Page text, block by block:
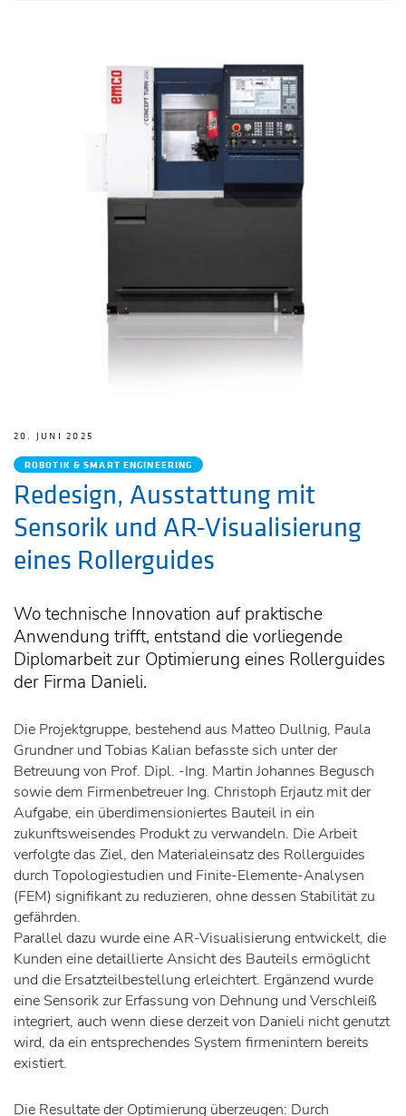
20. JUNI 2025
ROBOTIK & SMART ENGINEERING
Redesign, Ausstattung mit
Sensorik und AR-Visualisierung
eines Rollerguides
Wo technische Innovation auf praktische
Anwendung trifft, entstand die vorliegende
Diplomarbeit zur Optimierung eines Rollerguides
der Firma Danieli.
Die Projektgruppe, bestehend aus Matteo Dullnig, Paula
Grundner und Tobias Kalian befasste sich unter der
Betreuung von Prof. Dipl. -Ing. Martin Johannes Begusch
sowie dem Firmenbetreuer Ing. Christoph Erjautz mit der
Aufgabe, ein überdimensioniertes Bauteil in ein
zukunftsweisendes Produkt zu verwandeln. Die Arbeit
verfolgte das Ziel, den Materialeinsatz des Rollerguides
durch Topologiestudien und Finite-Elemente-Analysen
(FEM) signifikant zu reduzieren, ohne dessen Stabilität zu
gefährden.
Parallel dazu wurde eine AR-Visualisierung entwickelt, die
Kunden eine detaillierte Ansicht des Bauteils ermöglicht
und die Ersatzteilbestellung erleichtert. Ergänzend wurde
eine Sensorik zur Erfassung von Dehnung und Verschleiß
integriert, auch wenn diese derzeit von Danieli nicht genutzt
wird, da ein entsprechendes System firmenintern bereits
existiert.
Die Resultate der Optimierung überzeugen: Durch